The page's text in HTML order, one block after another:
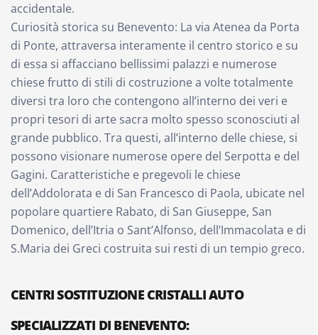
accidentale.
Curiosità storica su Benevento: La via Atenea da Porta
di Ponte, attraversa interamente il centro storico e su
di essa si affacciano bellissimi palazzi e numerose
chiese frutto di stili di costruzione a volte totalmente
diversi tra loro che contengono all’interno dei veri e
propri tesori di arte sacra molto spesso sconosciuti al
grande pubblico. Tra questi, all’interno delle chiese, si
possono visionare numerose opere del Serpotta e del
Gagini. Caratteristiche e pregevoli le chiese
dell’Addolorata e di San Francesco di Paola, ubicate nel
popolare quartiere Rabato, di San Giuseppe, San
Domenico, dell’Itria o Sant’Alfonso, dell’Immacolata e di
S.Maria dei Greci costruita sui resti di un tempio greco.
CENTRI SOSTITUZIONE CRISTALLI AUTO
SPECIALIZZATI DI BENEVENTO: